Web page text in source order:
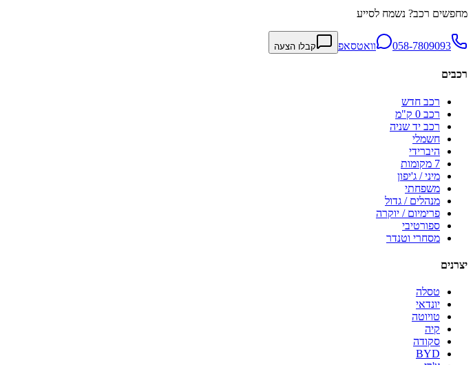
מחפשים רכב? נשמח לסייע
058-7809093 וואטסאפ קבלו הצעה
רכבים
רכב חדש
רכב 0 ק"מ
רכב יד שניה
חשמלי
היברידי
7 מקומות
מיני / ג'יפון
משפחתי
מנהלים / גדול
פרימיום / יוקרה
ספורטיבי
מסחרי וטנדר
יצרנים
טסלה
יונדאי
טויוטה
קיה
סקודה
BYD